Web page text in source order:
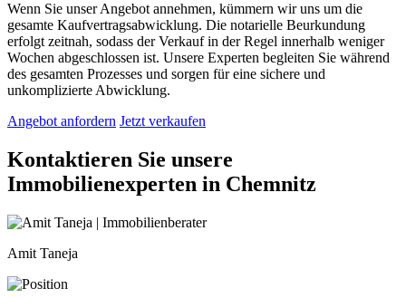
Wenn Sie unser Angebot annehmen, kümmern wir uns um die
gesamte Kaufvertragsabwicklung. Die notarielle Beurkundung
erfolgt zeitnah, sodass der Verkauf in der Regel innerhalb weniger
Wochen abgeschlossen ist. Unsere Experten begleiten Sie während
des gesamten Prozesses und sorgen für eine sichere und
unkomplizierte Abwicklung.
Angebot anfordern Jetzt verkaufen
Kontaktieren Sie unsere
Immobilienexperten in Chemnitz
Amit Taneja